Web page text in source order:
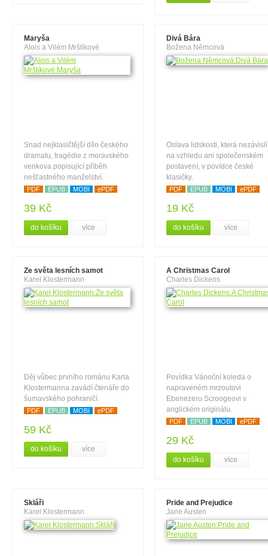
Maryša
Alois a Vilém Mrštíkové
Snad nejklasičtější dílo českého
dramatu, tragédie z moravského
venkova popisující příběh
nešťastného manželství.
PDF EPUB MOBI ePDF
39 Kč
do košíku více
Divá Bára
Božena Němcová
Oslava lidskosti, která nezávislí
na vzhledu ani společenském
postavení, v povídce české
klasičky.
PDF EPUB MOBI ePDF
19 Kč
do košíku více
Ze světa lesních samot
Karel Klostermann
Děj vůbec prvního románu Karla
Klostermanna zavádí čtenáře do
šumavského pohraničí.
PDF EPUB MOBI ePDF
59 Kč
do košíku více
A Christmas Carol
Charles Dickens
Povídka Vánoční koleda o
napraveném mrzoutovi
Ebenezeru Scroogeovi v
anglickém originálu.
PDF EPUB MOBI ePDF
29 Kč
do košíku více
Skláři
Karel Klostermann
Pride and Prejudice
Jane Austen